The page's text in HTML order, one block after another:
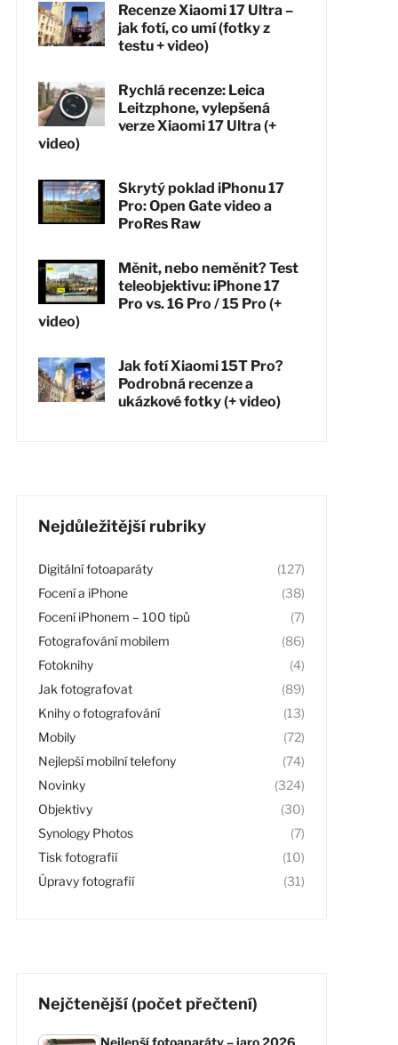
Recenze Xiaomi 17 Ultra –
jak fotí, co umí (fotky z
testu + video)
Rychlá recenze: Leica
Leitzphone, vylepšená
verze Xiaomi 17 Ultra (+
video)
Skrytý poklad iPhonu 17
Pro: Open Gate video a
ProRes Raw
Měnit, nebo neměnit? Test
teleobjektivu: iPhone 17
Pro vs. 16 Pro / 15 Pro (+
video)
Jak fotí Xiaomi 15T Pro?
Podrobná recenze a
ukázkové fotky (+ video)
Nejdůležitější rubriky
Digitální fotoaparáty
(127)
Focení a iPhone
(38)
Focení iPhonem – 100 tipů
(7)
Fotografování mobilem
(86)
Fotoknihy
(4)
Jak fotografovat
(89)
Knihy o fotografování
(13)
Mobily
(72)
Nejlepší mobilní telefony
(74)
Novinky
(324)
Objektivy
(30)
Synology Photos
(7)
Tisk fotografií
(10)
Úpravy fotografií
(31)
Nejčtenější (počet přečtení)
Nejlepší fotoaparáty – jaro 2026